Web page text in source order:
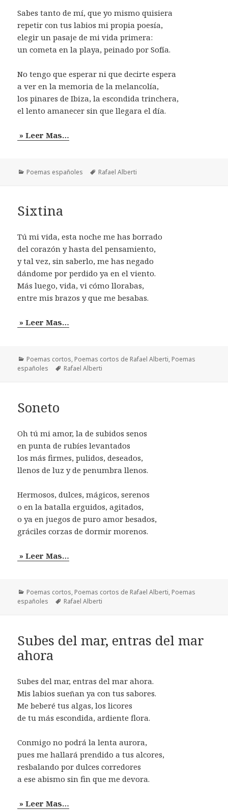
Sabes tanto de mí, que yo mismo quisiera
repetir con tus labios mi propia poesía,
elegir un pasaje de mi vida primera:
un cometa en la playa, peinado por Sofía.
No tengo que esperar ni que decirte espera
a ver en la memoria de la melancolía,
los pinares de Ibiza, la escondida trinchera,
el lento amanecer sin que llegara el día.
» Leer Mas…
Categorías
Poemas españoles Etiquetas
Rafael Alberti
Sixtina
Tú mi vida, esta noche me has borrado
del corazón y hasta del pensamiento,
y tal vez, sin saberlo, me has negado
dándome por perdido ya en el viento.
Más luego, vida, vi cómo llorabas,
entre mis brazos y que me besabas.
» Leer Mas…
Categorías
Poemas cortos, Poemas cortos de Rafael Alberti, Poemas
españoles
Etiquetas
Rafael Alberti
Soneto
Oh tú mi amor, la de subidos senos
en punta de rubíes levantados
los más firmes, pulidos, deseados,
llenos de luz y de penumbra llenos.
Hermosos, dulces, mágicos, serenos
o en la batalla erguidos, agitados,
o ya en juegos de puro amor besados,
gráciles corzas de dormir morenos.
» Leer Mas…
Categorías
Poemas cortos, Poemas cortos de Rafael Alberti, Poemas
españoles
Etiquetas
Rafael Alberti
Subes del mar, entras del mar
ahora
Subes del mar, entras del mar ahora.
Mis labios sueñan ya con tus sabores.
Me beberé tus algas, los licores
de tu más escondida, ardiente flora.
Conmigo no podrá la lenta aurora,
pues me hallará prendido a tus alcores,
resbalando por dulces corredores
a ese abismo sin fin que me devora.
» Leer Mas…